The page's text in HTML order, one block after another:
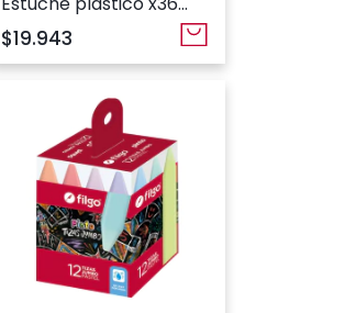
colores surtidos
$19.943